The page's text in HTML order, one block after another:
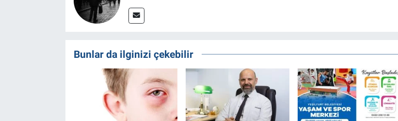
Bunlar da ilginizi çekebilir